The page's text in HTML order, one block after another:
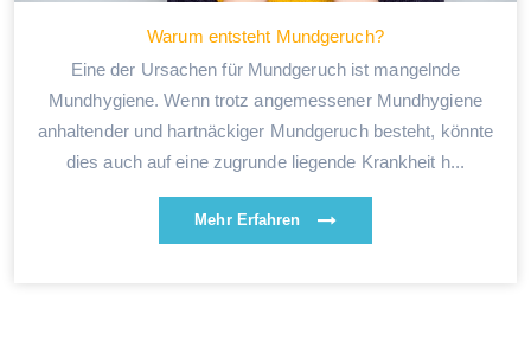
Warum entsteht Mundgeruch?
Eine der Ursachen für Mundgeruch ist mangelnde
Mundhygiene. Wenn trotz angemessener Mundhygiene
anhaltender und hartnäckiger Mundgeruch besteht, könnte
dies auch auf eine zugrunde liegende Krankheit h...
Mehr Erfahren